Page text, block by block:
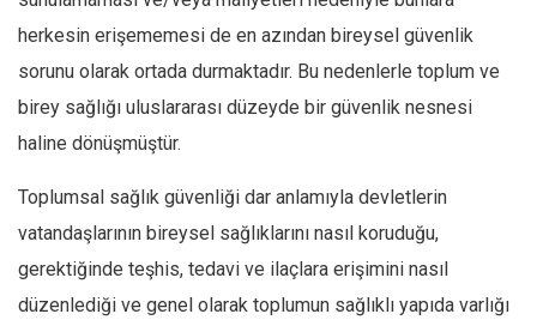
herkesin erişememesi de en azından bireysel güvenlik
sorunu olarak ortada durmaktadır. Bu nedenlerle toplum ve
birey sağlığı uluslararası düzeyde bir güvenlik nesnesi
haline dönüşmüştür.
Toplumsal sağlık güvenliği dar anlamıyla devletlerin
vatandaşlarının bireysel sağlıklarını nasıl koruduğu,
gerektiğinde teşhis, tedavi ve ilaçlara erişimini nasıl
düzenlediği ve genel olarak toplumun sağlıklı yapıda varlığı